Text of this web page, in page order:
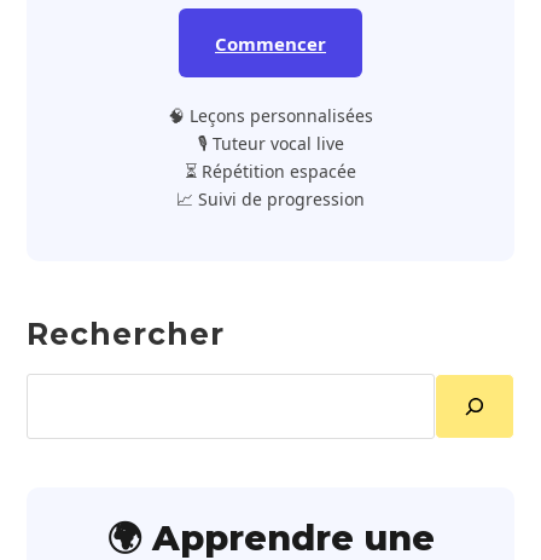
Commencer
🧠 Leçons personnalisées
🎙️ Tuteur vocal live
⏳ Répétition espacée
📈 Suivi de progression
Rechercher
🌍 Apprendre une